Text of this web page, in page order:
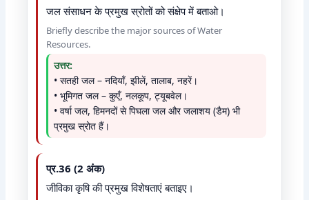
जल संसाधन के प्रमुख स्रोतों को संक्षेप में बताओ।
Briefly describe the major sources of Water
Resources.
उत्तर:
• सतही जल – नदियाँ, झीलें, तालाब, नहरें।
• भूमिगत जल – कुएँ, नलकूप, ट्यूबवेल।
• वर्षा जल, हिमनदों से पिघला जल और जलाशय (डैम) भी
प्रमुख स्रोत हैं।
प्र.36 (2 अंक)
जीविका कृषि की प्रमुख विशेषताएं बताइए।